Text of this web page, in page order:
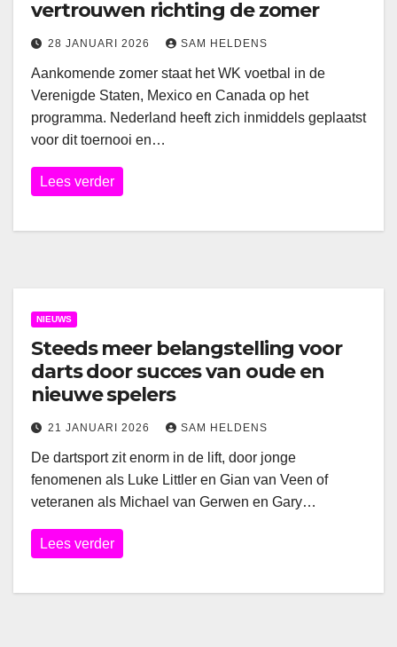
vertrouwen richting de zomer
28 JANUARI 2026 SAM HELDENS
Aankomende zomer staat het WK voetbal in de
Verenigde Staten, Mexico en Canada op het
programma. Nederland heeft zich inmiddels geplaatst
voor dit toernooi en…
Lees verder
NIEUWS
Steeds meer belangstelling voor
darts door succes van oude en
nieuwe spelers
21 JANUARI 2026 SAM HELDENS
De dartsport zit enorm in de lift, door jonge
fenomenen als Luke Littler en Gian van Veen of
veteranen als Michael van Gerwen en Gary…
Lees verder